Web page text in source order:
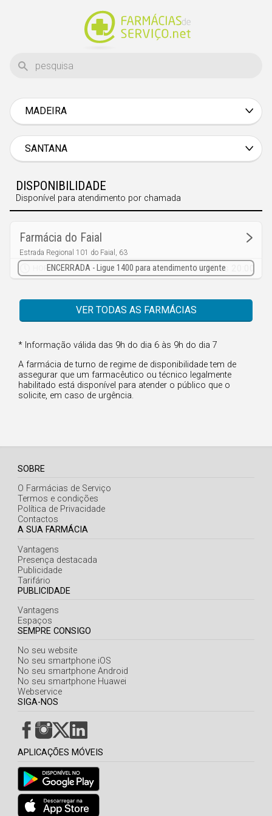
MADEIRA
Braga
Bragança
Évora
Faro
Portalegre
Porto
Santarém
Viana do Castelo
Vila Real
Viseu
Madeira
Açores
SANTANA
DISPONIBILIDADE
Disponível para atendimento por chamada
Farmácia do Faial
Estrada Regional 101 do Faial, 63
Faial
HORÁRIO 09:00às
VER TODAS AS FARMÁCIAS
* Informação válida das 9h do dia 6 às 9h do dia 7
A farmácia de turno de regime de disponibilidade tem de
assegurar que um farmacêutico ou técnico legalmente
habilitado está disponível para atender o público que o
solicite, em caso de urgência.
SOBRE
O Farmácias de Serviço
Termos e condições
Política de Privacidade
Contactos
A SUA FARMÁCIA
Vantagens
Presença destacada
Publicidade
Tarifário
PUBLICIDADE
Vantagens
Espaços
SEMPRE CONSIGO
No seu website
No seu smartphone iOS
No seu smartphone Android
No seu smartphone Huawei
Webservice
SIGA-NOS
APLICAÇÕES MÓVEIS